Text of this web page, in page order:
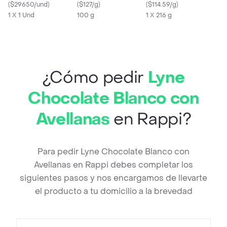
Power
($29650/und)
1 X 1 Und
(100 Gr)
($127/g)
100 g
($114.59/g)
1 X 216 g
¿Cómo pedir Lyne
Chocolate Blanco con
Avellanas en Rappi?
Para pedir Lyne Chocolate Blanco con
Avellanas en Rappi debes completar los
siguientes pasos y nos encargamos de llevarte
el producto a tu domicilio a la brevedad